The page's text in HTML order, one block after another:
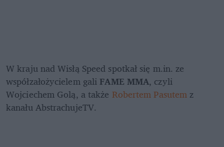
W kraju nad Wisłą Speed spotkał się m.in. ze
współzałożycielem gali FAME MMA, czyli
Wojciechem Golą, a także Robertem Pasutem z
kanału AbstrachujeTV.